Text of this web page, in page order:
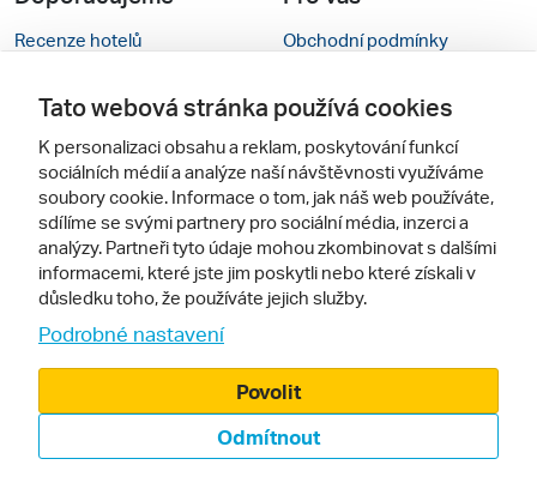
Recenze hotelů
Zájazdy.sk
Obchodní podmínky
Mobilní verze webu
Sledujte nás
© 2000 - 2026, Zájezdy.cz
Tato webová stránka používá cookies
K personalizaci obsahu a reklam, poskytování funkcí
sociálních médií a analýze naší návštěvnosti využíváme
soubory cookie. Informace o tom, jak náš web používáte,
sdílíme se svými partnery pro sociální média, inzerci a
analýzy. Partneři tyto údaje mohou zkombinovat s dalšími
informacemi, které jste jim poskytli nebo které získali v
důsledku toho, že používáte jejich služby.
Podrobné nastavení
Odmítnout
Povolit